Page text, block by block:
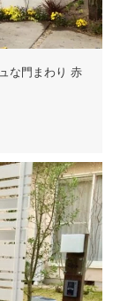
な門まわり 赤